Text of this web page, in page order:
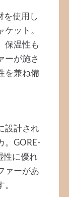
を使用し
ット。
保温性も
ーが施さ
を兼ね備
設計され
。GORE-
性に優れ
ァーがあ